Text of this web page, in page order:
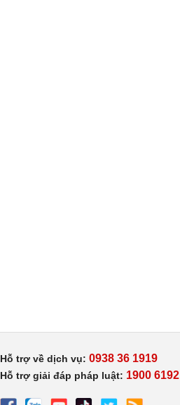
Hỗ trợ về dịch vụ: 0938 36 1919
Hỗ trợ giải đáp pháp luật: 1900 6192